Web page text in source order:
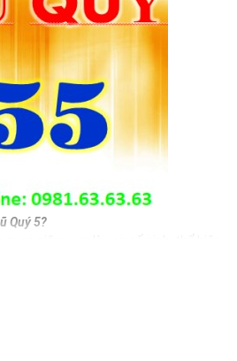
Quý 5?